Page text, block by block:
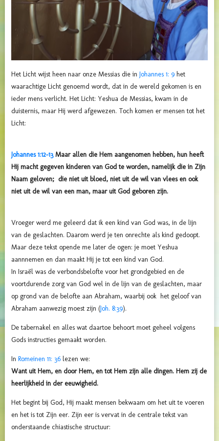
Het Licht wijst heen naar onze Messias die in Johannes 1: 9 het
waarachtige Licht genoemd wordt, dat in de wereld gekomen is en
ieder mens verlicht. Het Licht: Yeshua de Messias, kwam in de
duisternis, maar Hij werd afgewezen. Toch komen er mensen tot het
Licht:
Johannes 1:12-13Maar allen die Hem aangenomen hebben, hun heeft
Hij macht gegeven kinderen van God te worden, namelijk die in Zijn
Naam geloven; die niet uit bloed, niet uit de wil van vlees en ook
niet uit de wil van een man, maar uit God geboren zijn.
Vroeger werd me geleerd dat ik een kind van God was, in de lijn
van de geslachten. Daarom werd je ten onrechte als kind gedoopt.
Maar deze tekst opende me later de ogen: je moet Yeshua
aannnemen en dan maakt Hij je tot een kind van God.
In Israël was de verbondsbelofte voor het grondgebied en de
voortdurende zorg van God wel in de lijn van de geslachten, maar
op grond van de belofte aan Abraham, waarbij ook het geloof van
Abraham aanwezig moest zijn (Joh. 8:39).
De tabernakel en alles wat daartoe behoort moet geheel volgens
Gods instructies gemaakt worden.
In Romeinen 11: 36 lezen we:
Want uit Hem, en door Hem, en tot Hem zijn alle dingen. Hem zij de
heerlijkheid in der eeuwigheid.
Het begint bij God, Hij maakt mensen bekwaam om het uit te voeren
en het is tot Zijn eer. Zijn eer is vervat in de centrale tekst van
onderstaande chiastische structuur: